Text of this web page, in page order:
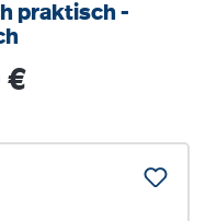
praktisch -
€